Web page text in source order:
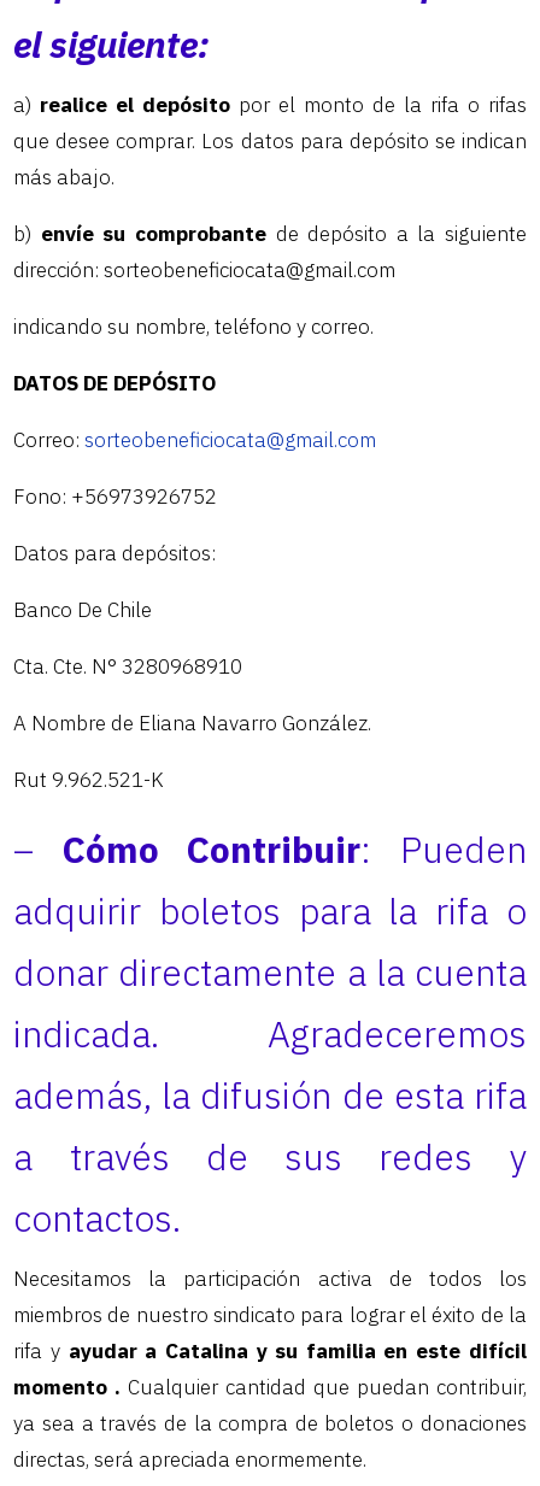
el siguiente:
a) realice el depósito por el monto de la rifa o rifas
que desee comprar. Los datos para depósito se indican
más abajo.
b) envíe su comprobantede depósito a la siguiente
dirección: sorteobeneficiocata@gmail.com
indicando su nombre, teléfono y correo.
DATOS DE DEPÓSITO
Correo:sorteobeneficiocata@gmail.com
Fono: +56973926752
Datos para depósitos:
Banco De Chile
Cta. Cte. N° 3280968910
A Nombre de Eliana Navarro González.
Rut 9.962.521-K
– Cómo Contribuir: Pueden
adquirir boletos para la rifa o
donar directamente a la cuenta
indicada. Agradeceremos
además, la difusión de esta rifa
a través de sus redes y
contactos.
Necesitamos la participación activa de todos los
miembros de nuestro sindicato para lograr el éxito de la
rifa y ayudar a Catalina y su familia en este difícil
momento . Cualquier cantidad que puedan contribuir,
ya sea a través de la compra de boletos o donaciones
directas, será apreciada enormemente.